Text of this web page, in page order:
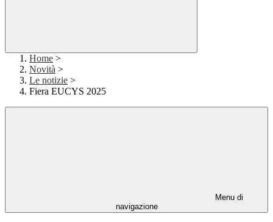
Home >
Novità >
Le notizie >
Fiera EUCYS 2025
Menu di
navigazione